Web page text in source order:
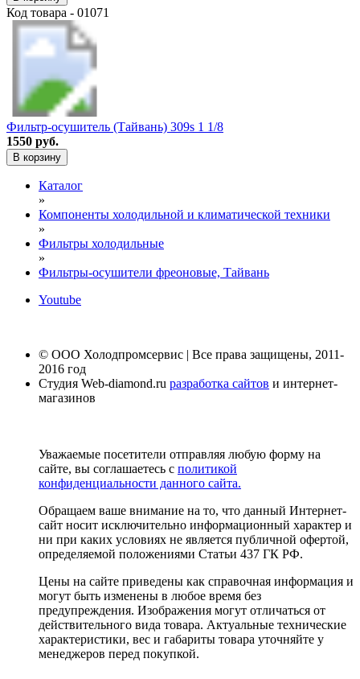
Код товара - 01071
Фильтр-осушитель (Тайвань) 309s 1 1/8
1550 руб.
В корзину
Каталог
»
Компоненты холодильной и климатической техники
»
Фильтры холодильные
»
Фильтры-осушители фреоновые, Тайвань
Youtube
© ООО Холодпромсервис | Все права защищены, 2011-
2016 год
Студия Web-diamond.ru разработка сайтов и интернет-
магазинов
Уважаемые посетители отправляя любую форму на
сайте, вы соглашаетесь с политикой
конфиденциальности данного сайта.
Обращаем ваше внимание на то, что данный Интернет-
сайт носит исключительно информационный характер и
ни при каких условиях не является публичной офертой,
определяемой положениями Статьи 437 ГК РФ.
Цены на сайте приведены как справочная информация и
могут быть изменены в любое время без
предупреждения. Изображения могут отличаться от
действительного вида товара. Актуальные технические
характеристики, вес и габариты товара уточняйте у
менеджеров перед покупкой.